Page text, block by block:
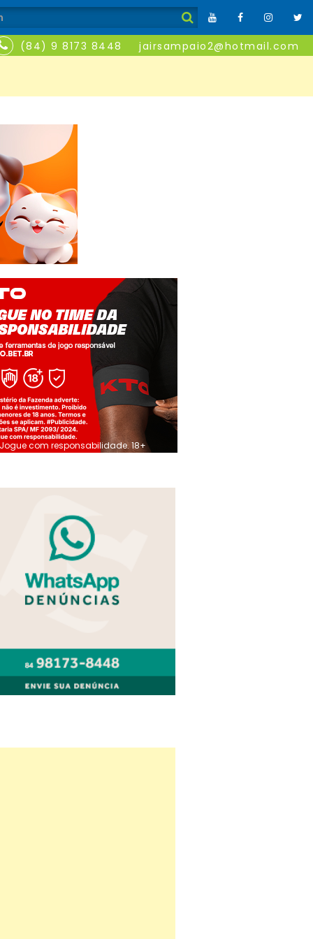
(84) 9 8173 8448 jairsampaio2@hotmail.com
Jogue com responsabilidade. 18+